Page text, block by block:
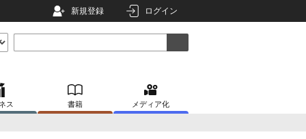
新規登録 ログイン
ス 書籍 メディア化